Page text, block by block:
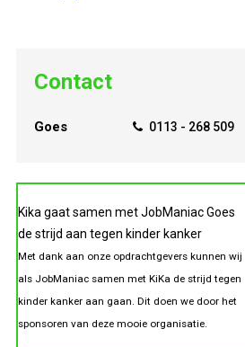
Contact
Goes 0113 - 268 509
Kika gaat samen met JobManiac Goes
de strijd aan tegen kinder kanker
Met dank aan onze opdrachtgevers kunnen wij
als JobManiac samen met KiKa de strijd tegen
kinder kanker aan gaan. Dit doen we door het
sponsoren van deze mooie organisatie.